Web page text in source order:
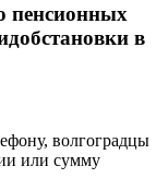
пенсионных
в
волгоградцы
или сумму